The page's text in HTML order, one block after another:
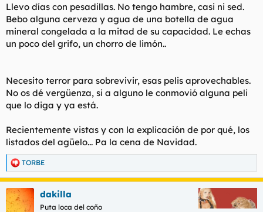
Llevo días con pesadillas. No tengo hambre, casi ni sed.
Bebo alguna cerveza y agua de una botella de agua
mineral congelada a la mitad de su capacidad. Le echas
un poco del grifo, un chorro de limón..
Necesito terror para sobrevivir, esas pelis aprovechables.
No os dé vergüenza, si a alguno le conmovió alguna peli
que lo diga y ya está.
Recientemente vistas y con la explicación de por qué, los
listados del agüelo... Pa la cena de Navidad.
R
e
a
c
c
TORBE
dakilla
Puta loca del coño